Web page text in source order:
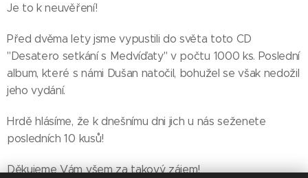
Je to k neuvěření!
Před dvěma lety jsme vypustili do světa toto CD
"Desatero setkání s Medvíďaty" v počtu 1000 ks. Poslední
album, které s námi Dušan natočil, bohužel se však nedožil
jeho vydání.
Hrdě hlásíme, že k dnešnímu dni jich u nás seženete
posledních 10 kusů!
Děkujeme Vám všem za takový zájem!